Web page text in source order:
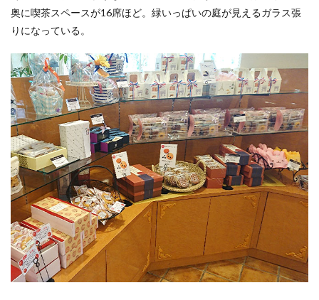
奥に喫茶スペースが16席ほど。緑いっぱいの庭が見えるガラス張
りになっている。